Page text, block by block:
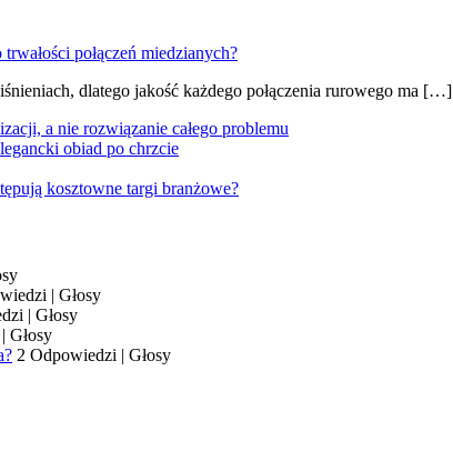
dlatego jakość każdego połączenia rurowego ma […]
a nie rozwiązanie całego problemu
obiad po chrzcie
kosztowne targi branżowe?
| Głosy
| Głosy
| Głosy
2 Odpowiedzi | Głosy